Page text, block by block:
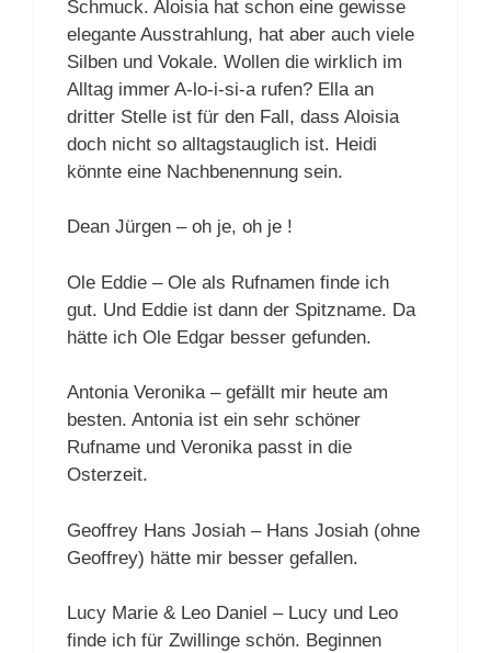
Schmuck. Aloisia hat schon eine gewisse
elegante Ausstrahlung, hat aber auch viele
Silben und Vokale. Wollen die wirklich im
Alltag immer A-lo-i-si-a rufen? Ella an
dritter Stelle ist für den Fall, dass Aloisia
doch nicht so alltagstauglich ist. Heidi
könnte eine Nachbenennung sein.
Dean Jürgen – oh je, oh je !
Ole Eddie – Ole als Rufnamen finde ich
gut. Und Eddie ist dann der Spitzname. Da
hätte ich Ole Edgar besser gefunden.
Antonia Veronika – gefällt mir heute am
besten. Antonia ist ein sehr schöner
Rufname und Veronika passt in die
Osterzeit.
Geoffrey Hans Josiah – Hans Josiah (ohne
Geoffrey) hätte mir besser gefallen.
Lucy Marie & Leo Daniel – Lucy und Leo
finde ich für Zwillinge schön. Beginnen